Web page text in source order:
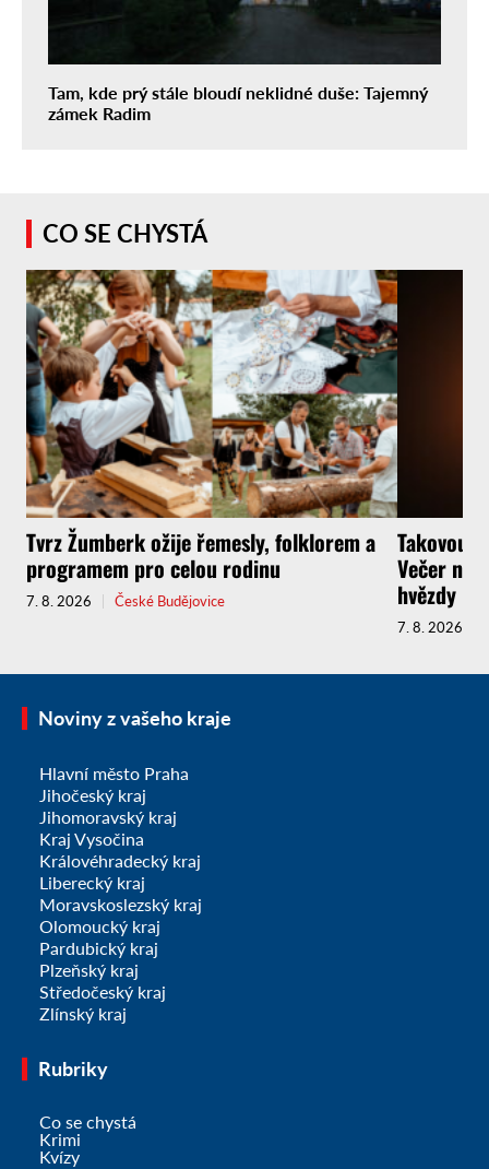
Tam, kde prý stále bloudí neklidné duše: Tajemný
zámek Radim
CO SE CHYSTÁ
Tvrz Žumberk ožije řemesly, folklorem a
programem pro celou rodinu
7. 8. 2026 České Budějovice
Takovou
Večer
hvězdy
7. 8. 2026
Noviny z vašeho kraje
Hlavní město Praha
Jihočeský kraj
Jihomoravský kraj
Kraj Vysočina
Královéhradecký kraj
Liberecký kraj
Moravskoslezský kraj
Olomoucký kraj
Pardubický kraj
Plzeňský kraj
Středočeský kraj
Zlínský kraj
Rubriky
Co se chystá
Krimi
Kvízy